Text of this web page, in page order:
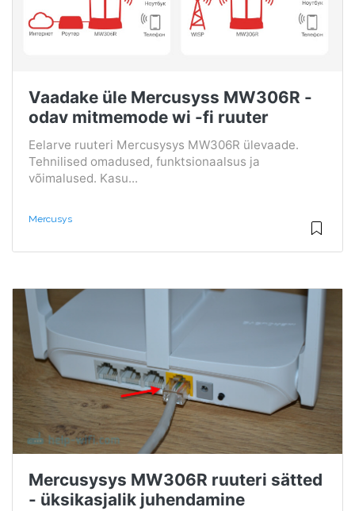
Vaadake üle Mercusyss MW306R -
odav mitmemode wi -fi ruuter
Eelarve ruuteri Mercusysys MW306R ülevaade.
Tehnilised omadused, funktsionaalsus ja
võimalused. Kasu...
Mercusys
Mercusysys MW306R ruuteri sätted
- üksikasjalik juhendamine